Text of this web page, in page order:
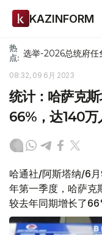
KAZINFORM
热
点: 选举-2026总统府任
08:32, 09 6月 2023
统计：哈萨克
66%，达140万
哈通社/阿斯塔纳/6
年第一季度，哈萨克
较去年同期增长了